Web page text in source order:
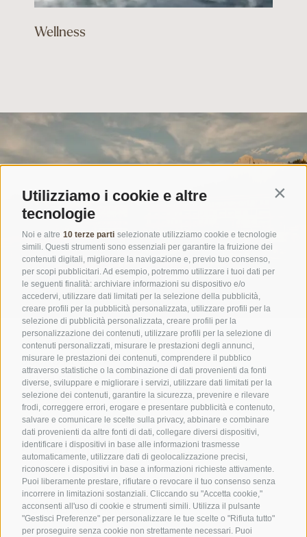
Utilizziamo i cookie e altre
tecnologie
Noi e altre 10 terze parti selezionate utilizziamo cookie e tecnologie
simili. Questi strumenti sono essenziali per garantire la fruizione dei
contenuti digitali, migliorare la navigazione e, previo tuo consenso,
per scopi pubblicitari. Ad esempio, potremmo utilizzare i tuoi dati per
le seguenti finalità: archiviare informazioni su dispositivo e/o
accedervi, utilizzare dati limitati per la selezione della pubblicità,
creare profili per la pubblicità personalizzata, utilizzare profili per la
selezione di pubblicità personalizzata, creare profili per la
personalizzazione dei contenuti, utilizzare profili per la selezione di
contenuti personalizzati, misurare le prestazioni degli annunci,
misurare le prestazioni dei contenuti, comprendere il pubblico
attraverso statistiche o la combinazione di dati provenienti da fonti
diverse, sviluppare e migliorare i servizi, utilizzare dati limitati per la
selezione dei contenuti, garantire la sicurezza, prevenire e rilevare
frodi, correggere errori, erogare e presentare pubblicità e contenuto,
salvare e comunicare le scelte sulla privacy, abbinare e combinare
dati provenienti da altre fonti di dati, collegare diversi dispositivi,
identificare i dispositivi in base alle informazioni trasmesse
automaticamente, utilizzare dati di geolocalizzazione precisi,
riconoscere i dispositivi in base a informazioni richieste attivamente.
Puoi liberamente prestare, rifiutare o revocare il tuo consenso senza
incorrere in limitazioni sostanziali. Cliccando su "Accetta cookie,"
acconsenti all'uso di cookie e strumenti simili. Utilizza il pulsante
"Gestisci Preferenze" per personalizzare le tue scelte o "Rifiuta tutto"
per proseguire senza cookie non strettamente necessari. Puoi
Wellness
BUONO REGALO
NEWSLETTER
FAQ
SPORTHOTEL FLORALPINA
Via Saltria 50
39040 Castelrotto (BZ)
Trentino Alto Adige